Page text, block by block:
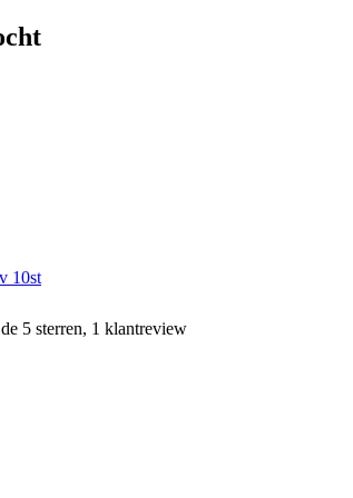
10st
5 sterren, 1 klantreview